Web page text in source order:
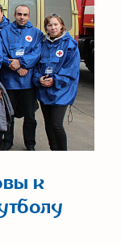
к